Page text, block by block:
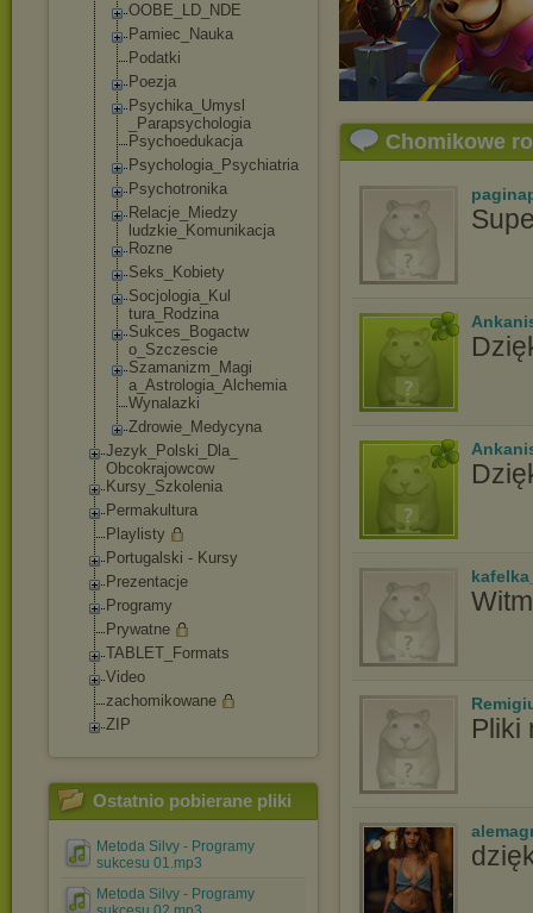
OOBE_LD_NDE
Pamiec_Nauka
Podatki
Poezja
Psychika_Umysl
_Parapsychologia
Psychoedukacja
Psychologia_Psychiatria
Psychotronika
Relacje_Miedzy
ludzkie_Komuni kacja
Rozne
Seks_Kobiety
Socjologia_Kul
tura_Rodzina
Sukces_Bogactw
o_Szczescie
Szamanizm_Magi
a_Astrologia_A lchemia
Wynalazki
Zdrowie_Medycyna
Jezyk_Polski_Dla_
Obcokrajowcow
Kursy_Szkolenia
Permakultura
Playlisty
Portugalski - Kursy
Prezentacje
Programy
Prywatne
TABLET_Formats
Video
zachomikowane
ZIP
Ostatnio pobierane pliki
Metoda Silvy - Programy
sukcesu 01.mp3
Metoda Silvy - Programy
Chomikowe
Pliki